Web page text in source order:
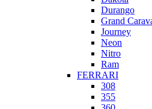
Durango
Grand
Journey
Neon
Nitro
Ram
FERRARI
308
355